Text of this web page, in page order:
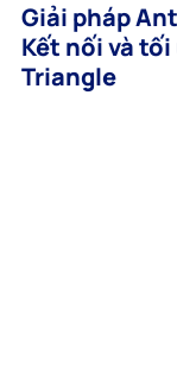
Giải pháp
Kết nối và
Triangle